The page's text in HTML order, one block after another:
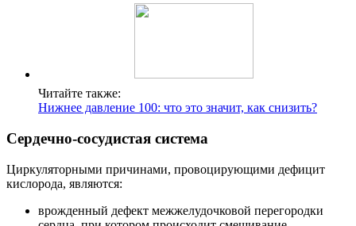
Читайте также:
Нижнее давление 100: что это значит, как снизить?
Сердечно-сосудистая система
Циркуляторными причинами, провоцирующими дефицит
кислорода, являются:
врожденный дефект межжелудочковой перегородки